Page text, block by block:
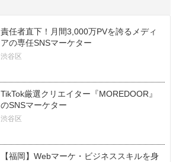
責任者直下！月間3,000万PVを誇るメディ
アの専任SNSマーケター
渋谷区
TikTok厳選クリエイター『MOREDOOR』
のSNSマーケター
渋谷区
【福岡】Webマーケ・ビジネススキルを身